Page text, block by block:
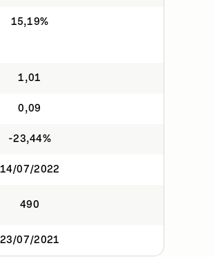
15,19%
1,01
0,09
-23,44%
14/07/2022
490
23/07/2021